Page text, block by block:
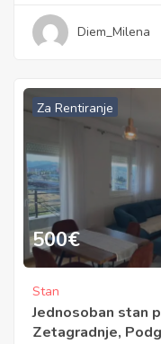
Diem_Milena
Za Rentiranje
500€
Stan
Jednosoban stan
Zetagradnje,